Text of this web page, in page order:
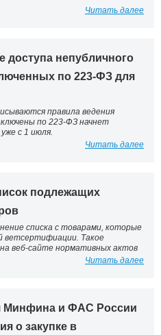
Читать далее
доступа непубличного
по 223-ФЗ для
правила ведения
по 223-ФЗ начнет
с 1 июля.
Читать далее
подлежащих
списка с товарами, которые
ветсертифиации. Такое
веб-сайте нормативных актов
Читать далее
и ФАС России
о закупке в